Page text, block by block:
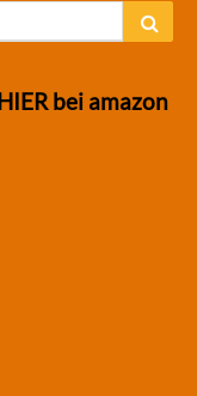
bei amazon